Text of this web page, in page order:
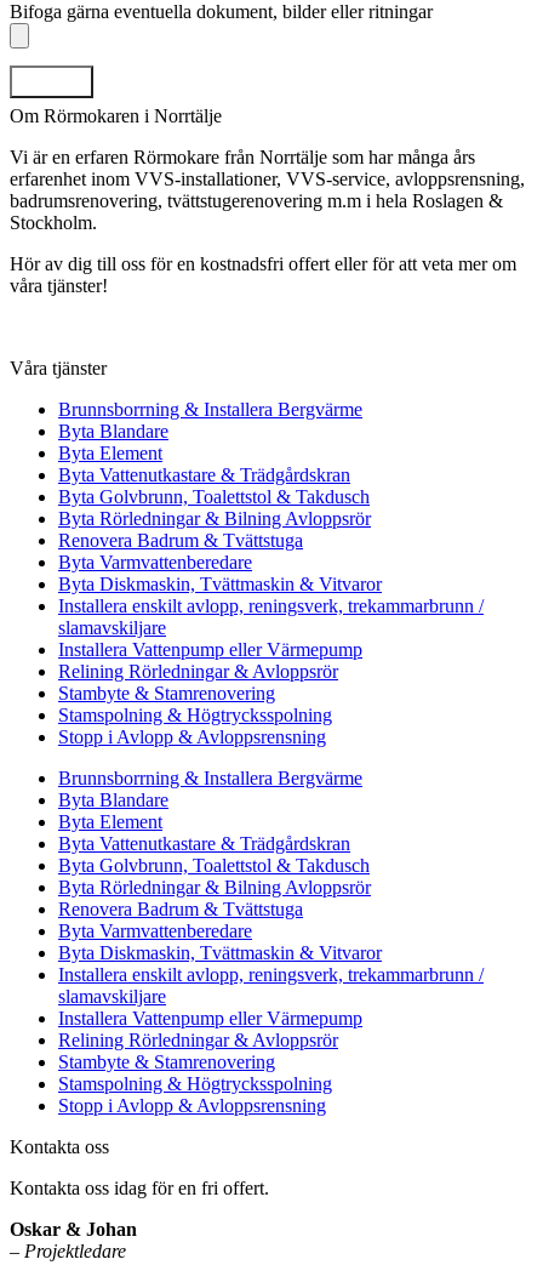
Bifoga gärna eventuella dokument, bilder eller ritningar
Om Rörmokaren i Norrtälje
Vi är en erfaren Rörmokare från Norrtälje som har många års
erfarenhet inom VVS-installationer, VVS-service, avloppsrensning,
badrumsrenovering, tvättstugerenovering m.m i hela Roslagen &
Stockholm.
Hör av dig till oss för en kostnadsfri offert eller för att veta mer om
våra tjänster!
Våra tjänster
Brunnsborrning & Installera Bergvärme
Byta Blandare
Byta Element
Byta Vattenutkastare & Trädgårdskran
Byta Golvbrunn, Toalettstol & Takdusch
Byta Rörledningar & Bilning Avloppsrör
Renovera Badrum & Tvättstuga
Byta Varmvattenberedare
Byta Diskmaskin, Tvättmaskin & Vitvaror
Installera enskilt avlopp, reningsverk, trekammarbrunn /
slamavskiljare
Installera Vattenpump eller Värmepump
Relining Rörledningar & Avloppsrör
Stambyte & Stamrenovering
Stamspolning & Högtrycksspolning
Stopp i Avlopp & Avloppsrensning
Brunnsborrning & Installera Bergvärme
Byta Blandare
Byta Element
Byta Vattenutkastare & Trädgårdskran
Byta Golvbrunn, Toalettstol & Takdusch
Byta Rörledningar & Bilning Avloppsrör
Renovera Badrum & Tvättstuga
Byta Varmvattenberedare
Byta Diskmaskin, Tvättmaskin & Vitvaror
Installera enskilt avlopp, reningsverk, trekammarbrunn /
slamavskiljare
Installera Vattenpump eller Värmepump
Relining Rörledningar & Avloppsrör
Stambyte & Stamrenovering
Stamspolning & Högtrycksspolning
Stopp i Avlopp & Avloppsrensning
Kontakta oss
Kontakta oss idag för en fri offert.
Oskar & Johan
– Projektledare